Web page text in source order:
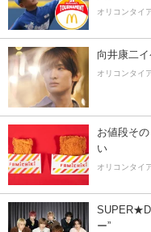
オリコンタイ
向井康二
オリコンタイ
お値段そ
い
オリコンタイ
ー”